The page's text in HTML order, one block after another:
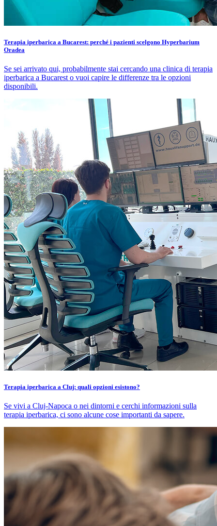
Terapia iperbarica a Bucarest: perché i pazienti scelgono Hyperbarium
Oradea
Se sei arrivato qui, probabilmente stai cercando una clinica di terapia
iperbarica a Bucarest o vuoi capire le differenze tra le opzioni
disponibili.
Terapia iperbarica a Cluj: quali opzioni esistono?
Se vivi a Cluj-Napoca o nei dintorni e cerchi informazioni sulla
terapia iperbarica, ci sono alcune cose importanti da sapere.